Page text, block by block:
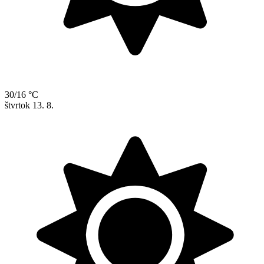
30/16 °C
štvrtok 13. 8.